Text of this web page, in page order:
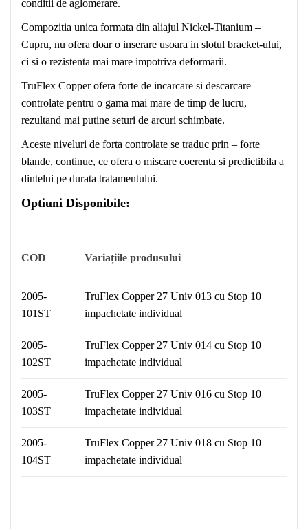
conditii de aglomerare.
Compozitia unica formata din aliajul Nickel-Titanium –
Cupru, nu ofera doar o inserare usoara in slotul bracket-ului,
ci si o rezistenta mai mare impotriva deformarii.
TruFlex Copper ofera forte de incarcare si descarcare
controlate pentru o gama mai mare de timp de lucru,
rezultand mai putine seturi de arcuri schimbate.
Aceste niveluri de forta controlate se traduc prin – forte
blande, continue, ce ofera o miscare coerenta si predictibila a
dintelui pe durata tratamentului.
Optiuni Disponibile:
COD Variațiile produsului
2005-
101ST
TruFlex Copper 27 Univ 013 cu Stop 10
impachetate individual
2005-
102ST
TruFlex Copper 27 Univ 014 cu Stop 10
impachetate individual
2005-
103ST
TruFlex Copper 27 Univ 016 cu Stop 10
impachetate individual
2005-
104ST
TruFlex Copper 27 Univ 018 cu Stop 10
impachetate individual